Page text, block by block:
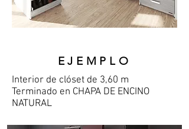
EJEMPLO
Interior de clóset de 3,60 m
Terminado en CHAPA DE ENCINO
NATURAL